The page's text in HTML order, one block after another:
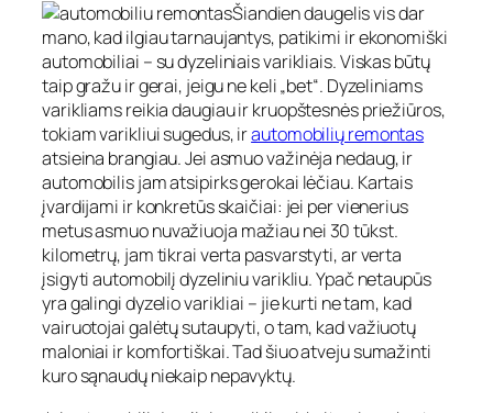
Šiandien daugelis vis dar
mano, kad ilgiau tarnaujantys, patikimi ir ekonomiški
automobiliai – su dyzeliniais varikliais. Viskas būtų
taip gražu ir gerai, jeigu ne keli „bet“. Dyzeliniams
varikliams reikia daugiau ir kruopštesnės priežiūros,
tokiam varikliui sugedus, irautomobilių remontas
atsieina brangiau. Jei asmuo važinėja nedaug, ir
automobilis jam atsipirks gerokai lėčiau. Kartais
įvardijami ir konkretūs skaičiai: jei per vienerius
metus asmuo nuvažiuoja mažiau nei 30 tūkst.
kilometrų, jam tikrai verta pasvarstyti, ar verta
įsigyti automobilį dyzeliniu varikliu. Ypač netaupūs
yra galingi dyzelio varikliai – jie kurti ne tam, kad
vairuotojai galėtų sutaupyti, o tam, kad važiuotų
maloniai ir komfortiškai. Tad šiuo atveju sumažinti
kuro sąnaudų niekaip nepavyktų.